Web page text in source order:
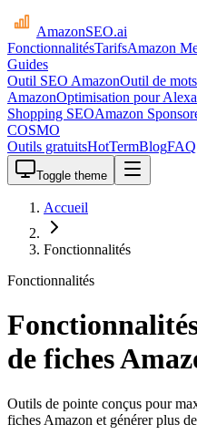
AmazonSEO.ai
FonctionnalitésTarifsAmazon
Guides
Outil SEO AmazonOutil de
AmazonOptimisation pour
Shopping SEOAmazon
COSMO
Outils gratuitsHotTermBlogFAQ
Toggle theme
Accueil
Fonctionnalités
Fonctionnalités
de fiches
Outils de pointe conçus pour
fiches Amazon et générer plus